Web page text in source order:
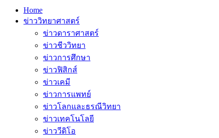
Home
ข่าววิทยาศาสตร์
ข่าวดาราศาสตร์
ข่าวชีววิทยา
ข่าวการศึกษา
ข่าวฟิสิกส์
ข่าวเคมี
ข่าวการแพทย์
ข่าวโลกและธรณีวิทยา
ข่าวเทคโนโลยี
ข่าววีดิโอ